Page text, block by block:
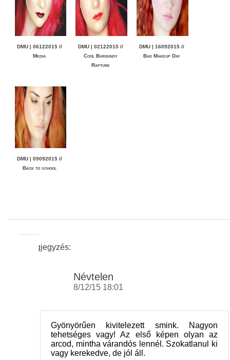
DMU | 06122015 //
Media
DMU | 02122015 //
Cool Burgundy
Rapture
DMU | 16092015 //
Bad Makeup Day
DMU | 09092015 //
Back to school
8 Megjegyzés:
Névtelen
8/12/15 18:01
Gyönyörűen kivitelezett smink. Nagyon
tehetséges vagy! Az első képen olyan az
arcod, mintha várandós lennél. Szokatlanul ki
vagy kerekedve, de jól áll.